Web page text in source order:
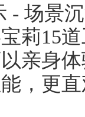
- 场景
莉15
亲身
，更